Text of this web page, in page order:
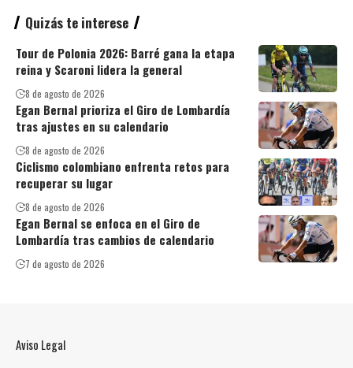
Quizás te interese
Tour de Polonia 2026: Barré gana la etapa
reina y Scaroni lidera la general
8 de agosto de 2026
Egan Bernal prioriza el Giro de Lombardía
tras ajustes en su calendario
8 de agosto de 2026
Ciclismo colombiano enfrenta retos para
recuperar su lugar
8 de agosto de 2026
Egan Bernal se enfoca en el Giro de
Lombardía tras cambios de calendario
7 de agosto de 2026
Aviso Legal